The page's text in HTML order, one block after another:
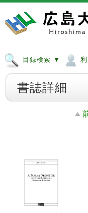
目録検索 ▼
書誌詳細